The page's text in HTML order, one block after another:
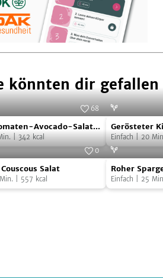
könnten dir gefallen
Justin P. Moore/Ventil Verlag
68
Avocado-Salat
Ingwer-Dressing
| 342kcal
Gerösteter
Gerösteter
Einfach| 20
Foto:
0
Salat
Min. 557 kcal
Roher
Spargelsalat
mit
Roher
Belugalinsen
Einfach 25